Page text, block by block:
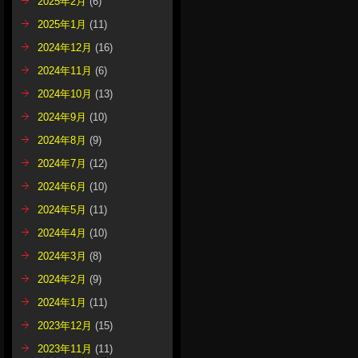
2025年1月 (11)
2024年12月 (16)
2024年11月 (6)
2024年10月 (13)
2024年9月 (10)
2024年8月 (9)
2024年7月 (12)
2024年6月 (10)
2024年5月 (11)
2024年4月 (10)
2024年3月 (8)
2024年2月 (9)
2024年1月 (11)
2023年12月 (15)
2023年11月 (11)